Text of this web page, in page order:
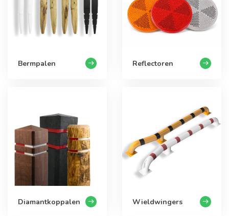
Bermpalen Reflectoren
Diamantkoppalen Wieldwingers